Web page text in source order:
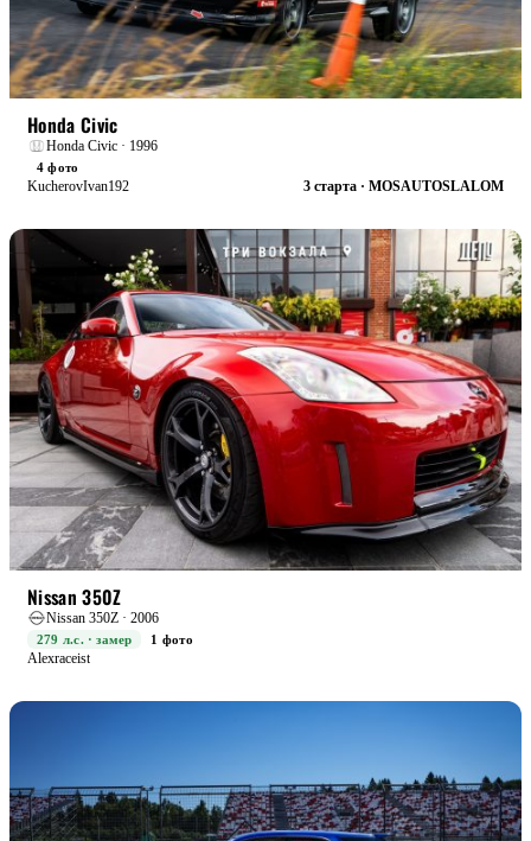
Honda Civic
Honda Civic · 1996
4 фото
KucherovIvan192
3 старта · MOSAUTOSLALOM
Nissan 350Z
Nissan 350Z · 2006
279 л.с. · замер
1 фото
Alexraceist